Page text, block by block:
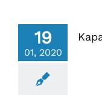
19
01, 2020